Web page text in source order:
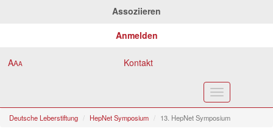
Assoziieren
Anmelden
AAA Kontakt
Toggle
navigation
Deutsche Leberstiftung HepNet Symposium 13. HepNet Symposium